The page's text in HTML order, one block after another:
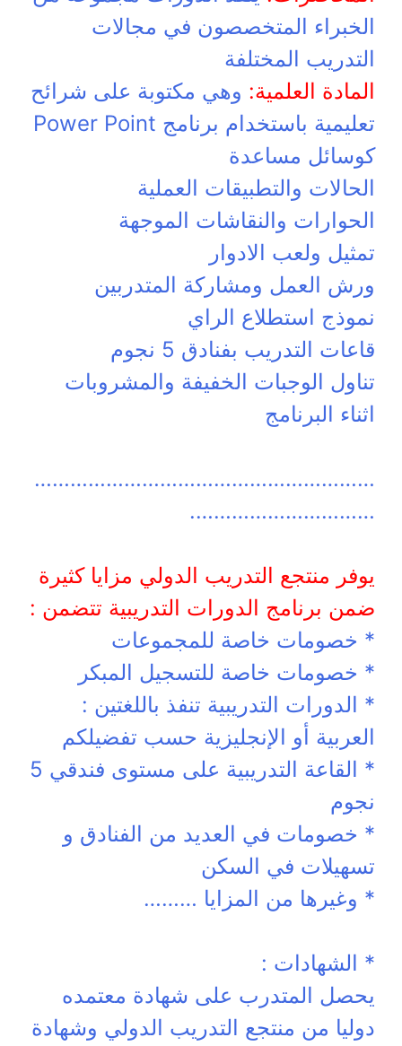
الخبراء المتخصصون في مجالات
التدريب المختلفة
المادة العلمية: وهي مكتوبة على شرائح
تعليمية باستخدام برنامج Power Point
كوسائل مساعدة
الحالات والتطبيقات العملية
الحوارات والنقاشات الموجهة
تمثيل ولعب الادوار
ورش العمل ومشاركة المتدربين
نموذج استطلاع الراي
قاعات التدريب بفنادق 5 نجوم
تناول الوجبات الخفيفة والمشروبات
اثناء البرنامج
…………………………………………………
………………………….
يوفر منتجع التدريب الدولي مزايا كثيرة
ضمن برنامج الدورات التدريبية تتضمن :
* خصومات خاصة للمجموعات
* خصومات خاصة للتسجيل المبكر
* الدورات التدريبية تنفذ باللغتين :
العربية أو الإنجليزية حسب تفضيلكم
* القاعة التدريبية على مستوى فندقي 5
نجوم
* خصومات في العديد من الفنادق و
تسهيلات في السكن
* وغيرها من المزايا ………
* الشهادات :
يحصل المتدرب على شهادة معتمده
دوليا من منتجع التدريب الدولي وشهادة